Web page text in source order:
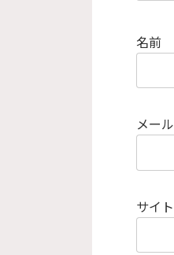
名前
メール
サイト